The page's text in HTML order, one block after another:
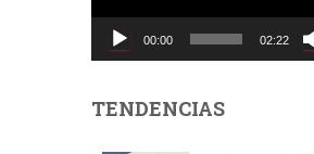
t
00:00 02:22
TENDENCIAS